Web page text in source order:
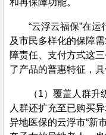
和再保障功能。
“云浮云福保”在运
及市民多样化的保障
障责任、支付方式这
了产品的普惠特征，具
（1）覆盖人群升级
人群还扩充至已购买
异地医保的云浮市“新